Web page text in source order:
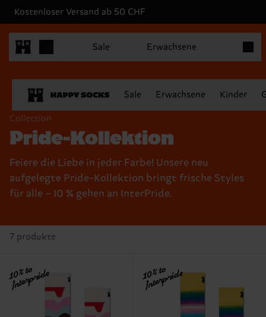
Kostenloser Versand ab 50 CHF
Sale Erwachsene
Sale Erwachsene Kinder
Collection
Pride-Kollektion
Feiere die Liebe in jeder Farbe! Unsere neu
aufgelegte Pride-Kollektion bringt frische Styles
für alle – 10 % gehen an InterPride.
7 produkte
10% to
Interpride 10% to
Interpride